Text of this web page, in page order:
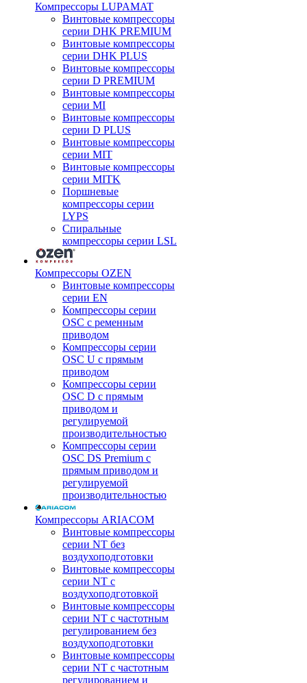
Компрессоры LUPAMAT
Винтовые компрессоры
серии DHK PREMIUM
Винтовые компрессоры
серии DHK PLUS
Винтовые компрессоры
серии D PREMIUM
Винтовые компрессоры
серии MI
Винтовые компрессоры
серии D PLUS
Винтовые компрессоры
серии MIT
Винтовые компрессоры
серии MITK
Поршневые
компрессоры серии
LYPS
Спиральные
компрессоры серии LSL
Компрессоры OZEN
Винтовые компрессоры
серии EN
Компрессоры серии
OSC с ременным
приводом
Компрессоры серии
OSC U с прямым
приводом
Компрессоры серии
OSC D с прямым
приводом и
регулируемой
производительностью
Компрессоры серии
OSC DS Premium с
прямым приводом и
регулируемой
производительностью
Компрессоры ARIACOM
Винтовые компрессоры
серии NT без
воздухоподготовки
Винтовые компрессоры
серии NT c
воздухоподготовкой
Винтовые компрессоры
серии NT с частотным
регулированием без
воздухоподготовки
Винтовые компрессоры
серии NT с частотным
регулированием и